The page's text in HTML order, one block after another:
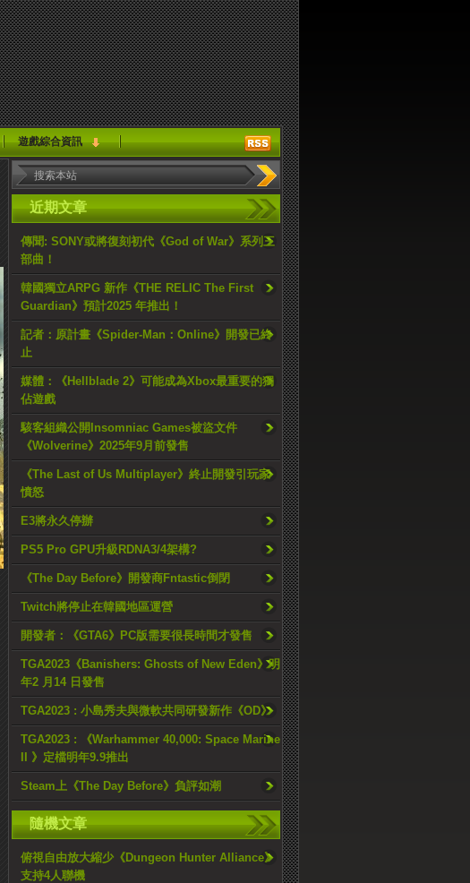
遊戲綜合資訊
近期文章
傳聞: SONY或將復刻初代《God of War》系列三
部曲！
韓國獨立ARPG 新作《THE RELIC The First
Guardian》預計2025 年推出！
記者：原計畫《Spider-Man：Online》開發已終
止
媒體：《Hellblade 2》可能成為Xbox最重要的獨
佔遊戲
駭客組織公開Insomniac Games被盜文件
《Wolverine》2025年9月前發售
《The Last of Us Multiplayer》終止開發引玩家
憤怒
E3將永久停辦
PS5 Pro GPU升級RDNA3/4架構?
《The Day Before》開發商Fntastic倒閉
Twitch將停止在韓國地區運營
開發者：《GTA6》PC版需要很長時間才發售
TGA2023《Banishers: Ghosts of New Eden》明
年2 月14 日發售
TGA2023 : 小島秀夫與微軟共同研發新作《OD》
TGA2023 : 《Warhammer 40,000: Space Marine
II 》定檔明年9.9推出
Steam上《The Day Before》負評如潮
隨機文章
俯視自由放大縮少《Dungeon Hunter Alliance》
支持4人聯機